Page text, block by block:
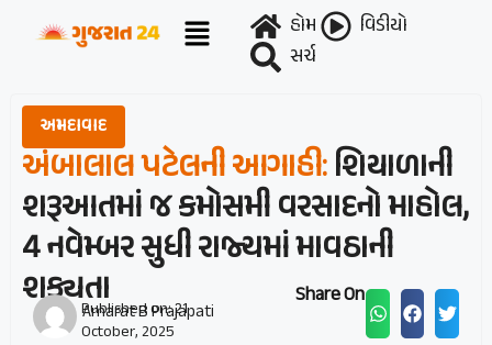
હોમ
વિડીયો
સર્ચ
અમદાવાદ
અંબાલાલ પટેલની આગાહી:શિયાળાની
શરૂઆતમાં જ કમોસમી વરસાદનો માહોલ,
4 નવેમ્બર સુધી રાજ્યમાં માવઠાની
શક્યતાAmarat B Prajapati
Published on:21
October, 2025
Share On :